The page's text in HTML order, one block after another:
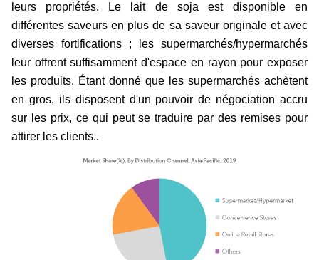
leurs propriétés.
Le lait de soja est disponible en
différentes saveurs en plus de sa saveur originale et avec
diverses fortifications ; les supermarchés/hypermarchés
leur offrent suffisamment d'espace en rayon pour exposer
les produits. Étant donné que les supermarchés achètent
en gros, ils disposent d'un pouvoir de négociation accru
sur les prix, ce qui peut se traduire par des remises pour
attirer les clients..